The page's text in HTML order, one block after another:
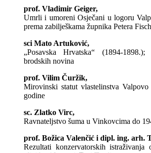
prof. Vladimir Geiger,
Umrli i umoreni Osječani u logoru
prema zabilješkama župnika Petera
sci Mato Artuković,
„Posavska Hrvatska“ (1894-
brodskih novina
prof. Vilim Čuržik,
Mirovinski statut vlastelinstva
godine
sc. Zlatko Virc,
Ravnateljstvo šuma u Vinkovcima do
prof. Božica Valenčić i dipl. ing. arh.
Rezultati konzervatorskih